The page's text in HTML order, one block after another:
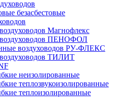
безасбестовые
Магнофлекс
воздуховодов ПЕНОФОЛ
воздуховодов РУ-ФЛЕКС
ТИЛИТ
неизолированные
теплозвукоизолированные
теплоизолированные